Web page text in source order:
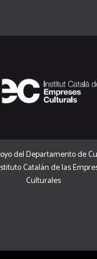
del Departamento de
Catalán de las
Culturales